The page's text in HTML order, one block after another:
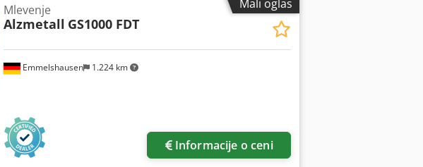
se prodaja u paketu. Crsdoy Eqtiopfx Aqtsf
Mali oglas
Emmelshausen 1.224 km
Mlevenje
Alzmetall GS1000 FDT
Informacije o ceni